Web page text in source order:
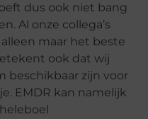
dus ook niet bang
Al onze collega’s
maar het beste
ook dat wij
beschikbaar zijn voor
EMDR kan namelijk